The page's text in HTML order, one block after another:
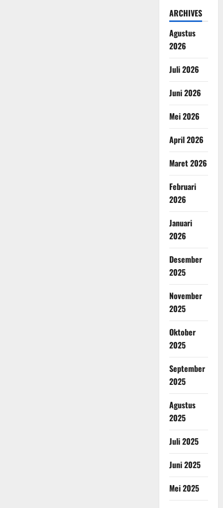
ARCHIVES
Agustus
2026
Juli 2026
Juni 2026
Mei 2026
April 2026
Maret 2026
Februari
2026
Januari
2026
Desember
2025
November
2025
Oktober
2025
September
2025
Agustus
2025
Juli 2025
Juni 2025
Mei 2025